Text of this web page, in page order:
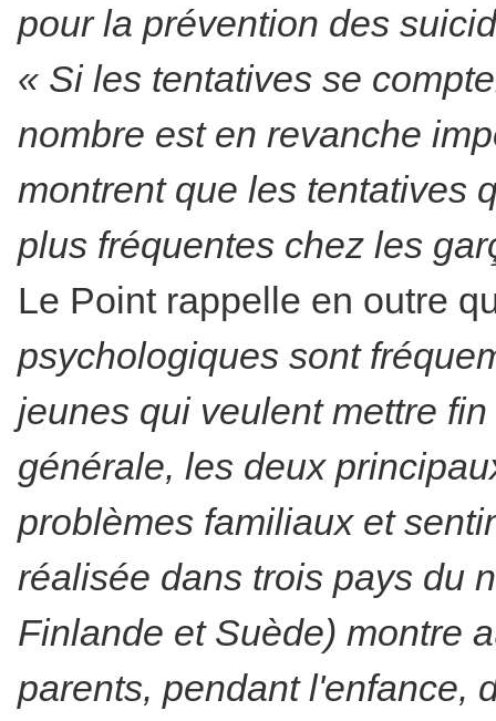
pour la prévention des
« Si les tentatives se
nombre est en revanche
montrent que les tentatives
plus fréquentes chez les
Le Point rappelle en outre
psychologiques sont
jeunes qui veulent mettre
générale, les deux
problèmes familiaux et
réalisée dans trois pays du
Finlande et Suède) montre
parents, pendant l'enfance,